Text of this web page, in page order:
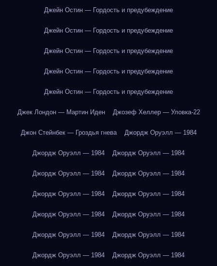
Джейн Остин — Гордость и предубеждение
Джейн Остин — Гордость и предубеждение
Джейн Остин — Гордость и предубеждение
Джейн Остин — Гордость и предубеждение
Джейн Остин — Гордость и предубеждение
Джек Лондон — Мартин Иден Джозеф Хеллер — Уловка-22
Джон Стейнбек — Гроздья гнева Джордж Оруэлл — 1984
Джордж Оруэлл — 1984 Джордж Оруэлл — 1984
Джордж Оруэлл — 1984 Джордж Оруэлл — 1984
Джордж Оруэлл — 1984 Джордж Оруэлл — 1984
Джордж Оруэлл — 1984 Джордж Оруэлл — 1984
Джордж Оруэлл — 1984 Джордж Оруэлл — 1984
Джордж Оруэлл — 1984 Джордж Оруэлл — 1984